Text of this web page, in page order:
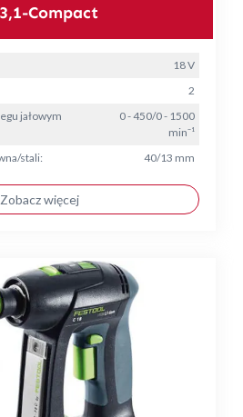
Compact
18 V
2
jałowym
0 - 450/0 - 1500
min⁻¹
stali:
40/13 mm
Zobacz więcej